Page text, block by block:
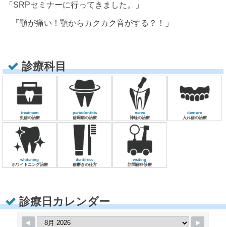
「 SRPセミナーに行ってきました。 」
「 顎が痛い！顎からカクカク音がする？！ 」
診療科目
treatment
虫歯の治療
periodontitis
歯周病の治療
nerve
神経の治療
denture
入れ歯の治療
whitening
ホワイトニング治療
dentifrice
歯磨きの仕方
visiting
訪問歯科診療
診療日カレンダー